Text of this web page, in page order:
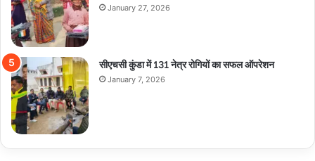
January 27, 2026
सीएचसी कुंडा में 131 नेत्र रोगियों का सफल ऑपरेशन
January 7, 2026